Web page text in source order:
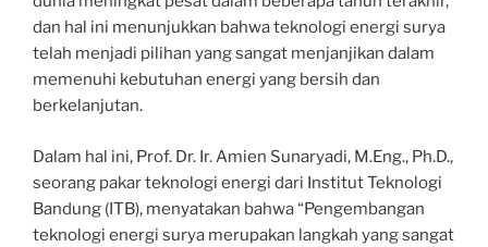
dan hal ini menunjukkan bahwa teknologi energi surya
telah menjadi pilihan yang sangat menjanjikan dalam
memenuhi kebutuhan energi yang bersih dan
berkelanjutan.
Dalam hal ini, Prof. Dr. Ir. Amien Sunaryadi, M.Eng., Ph.D.,
seorang pakar teknologi energi dari Institut Teknologi
Bandung (ITB), menyatakan bahwa “Pengembangan
teknologi energi surya merupakan langkah yang sangat